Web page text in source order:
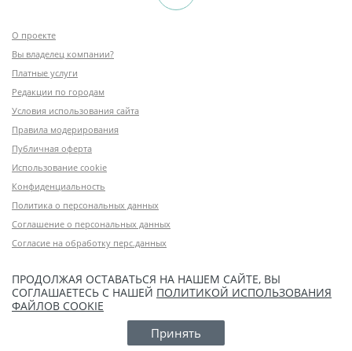
О проекте
Вы владелец компании?
Платные услуги
Редакции по городам
Условия использования сайта
Правила модерирования
Публичная оферта
Использование cookie
Конфиденциальность
Политика о персональных данных
Соглашение о персональных данных
Согласие на обработку перс.данных
ПРОДОЛЖАЯ ОСТАВАТЬСЯ НА НАШЕМ САЙТЕ, ВЫ
СОГЛАШАЕТЕСЬ С НАШЕЙ ПОЛИТИКОЙ ИСПОЛЬЗОВАНИЯ
ФАЙЛОВ COOKIE
Принять